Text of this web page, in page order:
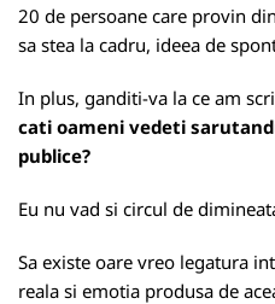
20 de persoane care provin
sa stea la cadru, ideea de
In plus, ganditi-va la ce am
cati oameni vedeti
publice?
Eu nu vad si circul de
Sa existe oare vreo legatura
reala si emotia produsa de